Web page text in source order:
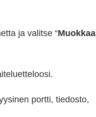
ja valitse “Muokkaa
portti, tiedosto,